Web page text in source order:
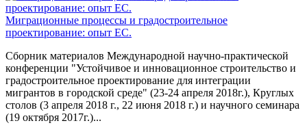
Миграционные процессы и градостроительное
проектирование: опыт ЕС.
Сборник материалов Международной научно-практической
конференции "Устойчивое и инновационное строительство и
градостроительное проектирование для интеграции
мигрантов в городской среде" (23-24 апреля 2018г.), Круглых
столов (3 апреля 2018 г., 22 июня 2018 г.) и научного семинара
(19 октября 2017г.)...